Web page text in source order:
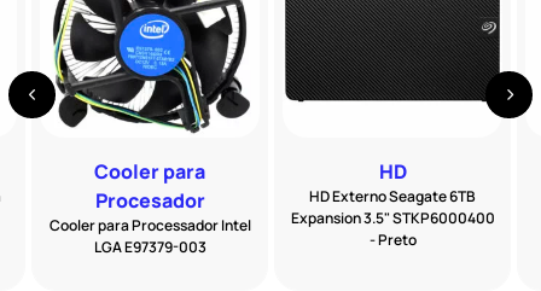
HD
HD Externo Seagate 6TB
Expansion 3.5" STKP6000400
- Preto
Cooler para
Procesador
Cooler para Processador Intel
LGA E97379-003